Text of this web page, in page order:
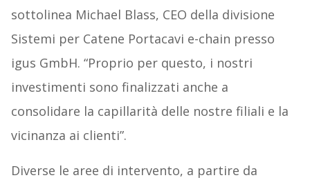
sottolinea Michael Blass, CEO della divisione
Sistemi per Catene Portacavi e-chain presso
igus GmbH. “Proprio per questo, i nostri
investimenti sono finalizzati anche a
consolidare la capillarità delle nostre filiali e la
vicinanza ai clienti”.
Diverse le aree di intervento, a partire da